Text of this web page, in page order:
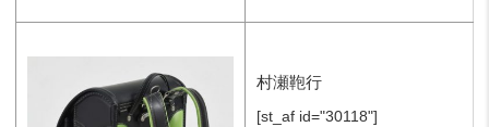
村瀬鞄行
[st_af id="30118"]